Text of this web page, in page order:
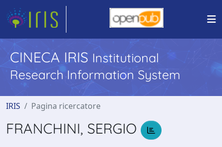
CINECA IRIS Institutional
Research Information System
IRIS Pagina ricercatore
FRANCHINI, SERGIO